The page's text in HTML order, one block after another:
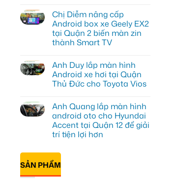
xe
Geely
EX2
tại
Quận
7
bản
đồ,
YouTube
tiện
bình
luận
ở
Chị
Minh
lắp
Geely
EX2
Quận
Bình
biến
màn
zin
thành
thông
minh
Chị Diễm nâng cấp
Android box xe Geely EX2
tại Quận 2 biến màn zin
thành Smart TV
bình
luận
ở
Chị
cấp
Android
box
xe
Geely
EX2
2
biến
màn
zin
Anh Duy lắp màn hình
Android xe hơi tại Quận
Thủ Đức cho Toyota Vios
bình
luận
ở
Anh
Duy
lắp
hình
xe
hơi
tại
Anh Quang lắp màn hình
android oto cho Hyundai
Accent tại Quận 12 để giải
trí tiện lợi hơn
có
luận
ở
Anh
SẢN PHẨM